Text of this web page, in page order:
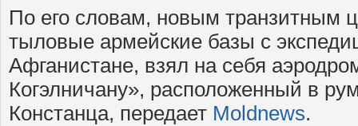
По его словам, новым транзитным
тыловые армейские базы с
Афганистане, взял на себя
Когэлничану», расположенный в
Констанца, передает Moldnews.